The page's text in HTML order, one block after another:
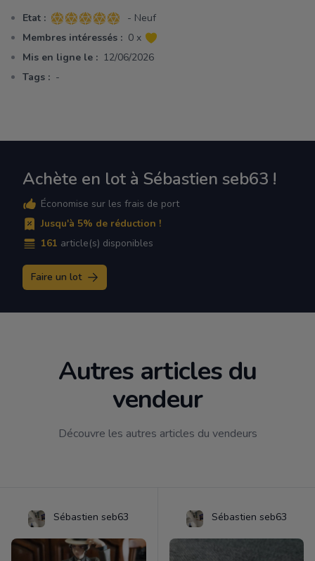
Etat : 5 sur 5 étoiles
- Neuf
Membres intéressés : 0 x
Mis en ligne le : 12/06/2026
Tags : -
Achète en lot à Sébastien seb63 !
Économise sur les frais de port
Jusqu'à 5% de réduction !
161 article(s) disponibles
Faire un lot
Autres articles du
vendeur
Découvre les autres articles du vendeurs
Sébastien seb63 Sébastien seb63